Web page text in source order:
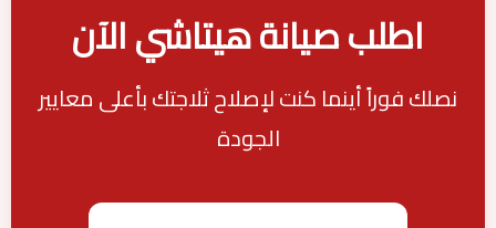
اطلب صيانة هيتاشي الآن
نصلك فوراً أينما كنت لإصلاح ثلاجتك بأعلى معايير
الجودة